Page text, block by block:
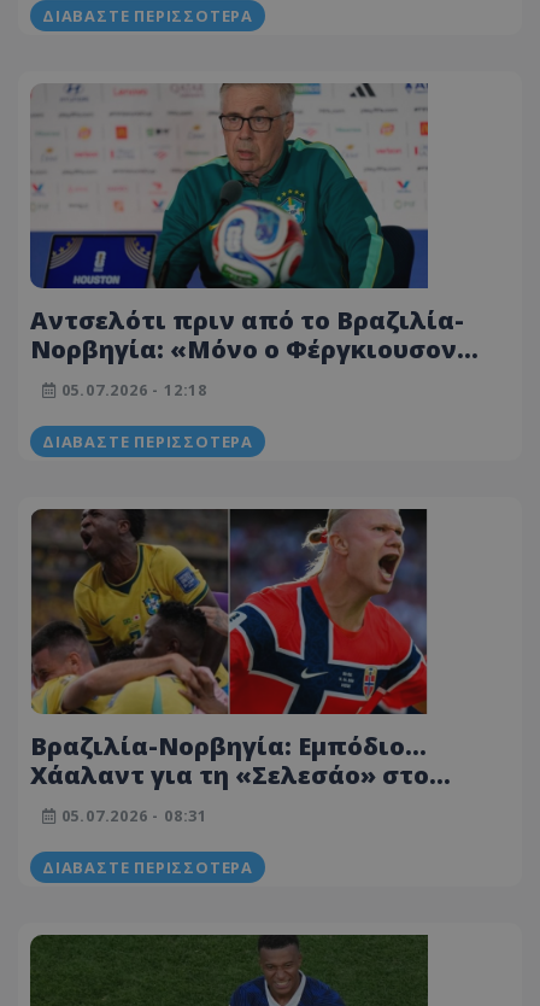
ΔΙΑΒΆΣΤΕ ΠΕΡΙΣΣΌΤΕΡΑ
Αντσελότι πριν από το Βραζιλία-
Νορβηγία: «Μόνο ο Φέργκιουσον
μπορεί να μου δώσει συμβουλές»!
05.07.2026 - 12:18
ΔΙΑΒΆΣΤΕ ΠΕΡΙΣΣΌΤΕΡΑ
Βραζιλία-Νορβηγία: Εμπόδιο...
Χάαλαντ για τη «Σελεσάο» στο
δρόμο για τους «8»! (Πιθανές
ενδεκάδες)
05.07.2026 - 08:31
ΔΙΑΒΆΣΤΕ ΠΕΡΙΣΣΌΤΕΡΑ